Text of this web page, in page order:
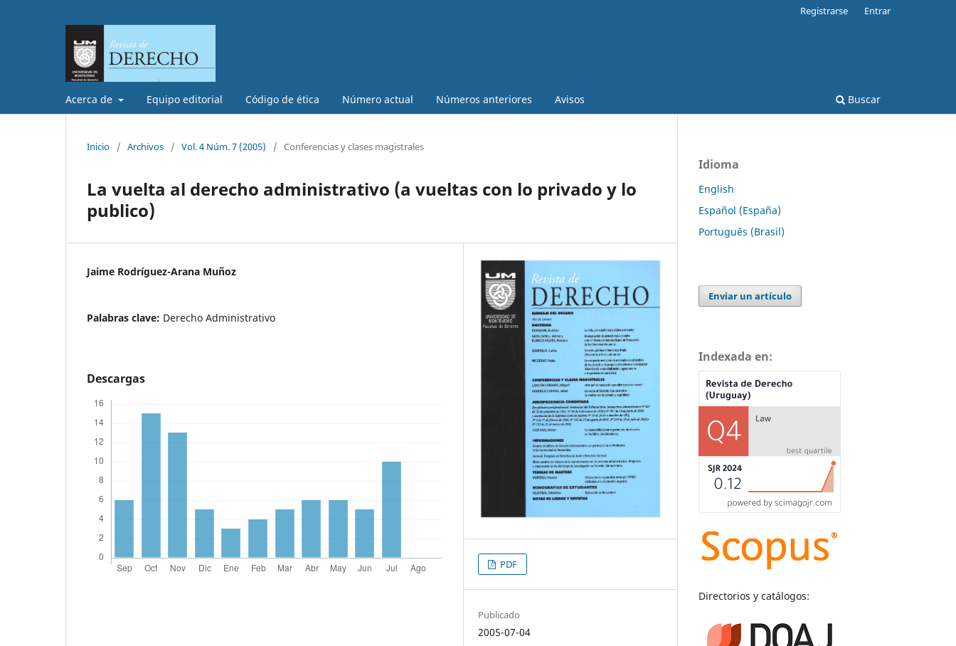
Acerca de Equipo editorial Código de ética Número actual Números anteriores Avisos Buscar
Registrarse Entrar
Inicio / Archivos / Vol. 4 Núm. 7 (2005) / Conferencias y clases magistrales
La vuelta al derecho administrativo (a vueltas con lo privado y lo
publico)
Jaime Rodríguez-Arana Muñoz
Palabras clave: Derecho Administrativo
Descargas
PDF
Publicado
2005-07-04
Idioma
English
Español (España)
Português (Brasil)
Enviar un artículo
Indexada en:
Directorios y catálogos: